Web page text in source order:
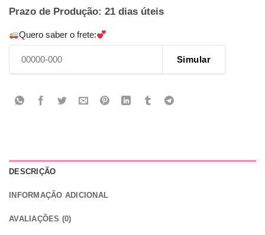
Prazo de Produção: 21 dias úteis
Quero saber o frete:
Simular
DESCRIÇÃO
INFORMAÇÃO ADICIONAL
AVALIAÇÕES (0)